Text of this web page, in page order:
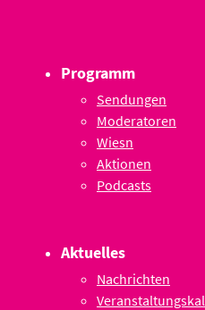
Programm
Sendungen
Moderatoren
Wiesn
Aktionen
Podcasts
Aktuelles
Nachrichten